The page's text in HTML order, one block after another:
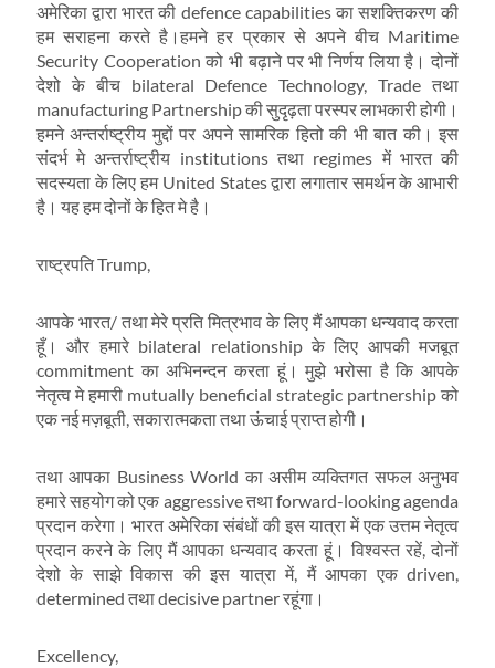
अमेरिका द्वारा भारत की defence capabilities का सशक्तिकरण की
हम सराहना करते है।हमने हर प्रकार से अपने बीच Maritime
Security Cooperation को भी बढ़ाने पर भी निर्णय लिया है। दोनों
देशो के बीच bilateral Defence Technology, Trade तथा
manufacturing Partnership की सुदृढ़ता परस्पर लाभकारी होगी।
हमने अन्तर्राष्ट्रीय मुद्दों पर अपने सामरिक हितो की भी बात की। इस
संदर्भ मे अन्तर्राष्ट्रीय institutions तथा regimes में भारत की
सदस्यता के लिए हम United States द्वारा लगातार समर्थन के आभारी
है। यह हम दोनों के हित मे है।
राष्ट्रपति Trump,
आपके भारत/ तथा मेरे प्रति मित्रभाव के लिए मैं आपका धन्यवाद करता
हूँ। और हमारे bilateral relationship के लिए आपकी मजबूत
commitment का अभिनन्दन करता हूं। मुझे भरोसा है कि आपके
नेतृत्व मे हमारी mutually beneficial strategic partnership को
एक नई मज़बूती, सकारात्मकता तथा ऊंचाई प्राप्त होगी।
तथा आपका Business World का असीम व्यक्तिगत सफल अनुभव
हमारे सहयोग को एक aggressive तथा forward-looking agenda
प्रदान करेगा। भारत अमेरिका संबंधों की इस यात्रा में एक उत्तम नेतृत्व
प्रदान करने के लिए मैं आपका धन्यवाद करता हूं। विश्वस्त रहें, दोनों
देशो के साझे विकास की इस यात्रा में, मैं आपका एक driven,
determined तथा decisive partner रहूंगा।
Excellency,